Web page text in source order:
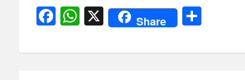
F
ce
W
at
X Share
ar